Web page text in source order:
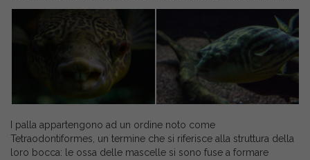
I palla appartengono ad un ordine noto come
Tetraodontiformes, un termine che si riferisce alla struttura della
loro bocca: le ossa delle mascelle si sono fuse a formare